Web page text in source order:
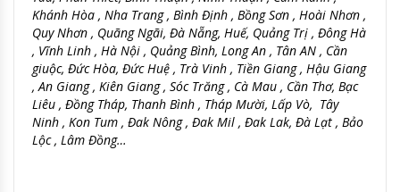
Khánh Hòa , Nha Trang , Bình Định , Bồng Sơn , Hoài Nhơn ,
Quy Nhơn , Quãng Ngãi, Đà Nẵng, Huế, Quảng Trị , Đông Hà
, Vĩnh Linh , Hà Nội , Quảng Bình, Long An , Tân AN , Cần
giuộc, Đức Hòa, Đức Huệ , Trà Vinh , Tiền Giang , Hậu Giang
, An Giang , Kiên Giang , Sóc Trăng , Cà Mau , Cần Thơ, Bạc
Liêu , Đồng Tháp, Thanh Bình , Tháp Mười, Lấp Vò, Tây
Ninh , Kon Tum , Đak Nông , Đak Mil , Đak Lak, Đà Lạt , Bảo
Lộc , Lâm Đồng…